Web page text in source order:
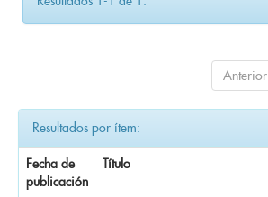
Anterior
Resultados por ítem:
Fecha de
publicación
Título